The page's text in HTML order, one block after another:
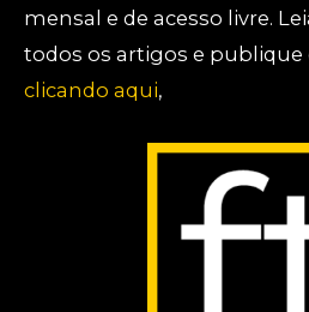
mensal e de acesso livre.
todos os artigos e
clicando aqui,